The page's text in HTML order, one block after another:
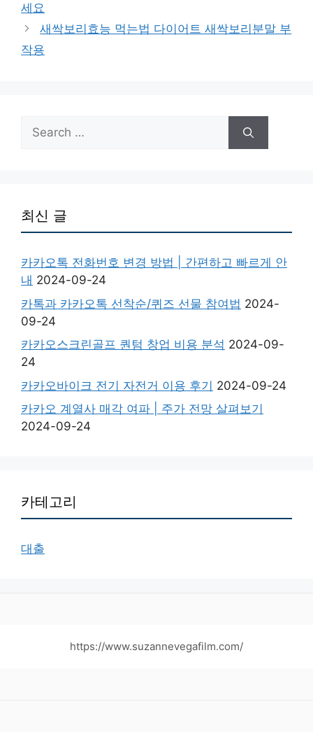
세요
새싹보리효능 먹는법 다이어트 새싹보리분말 부
작용
Search
for:
최신 글
카카오톡 전화번호 변경 방법 | 간편하고 빠르게 안
내 2024-09-24
카톡과 카카오톡 선착순/퀴즈 선물 참여법 2024-
09-24
카카오스크린골프 퀀텀 창업 비용 분석 2024-09-
24
카카오바이크 전기 자전거 이용 후기 2024-09-24
카카오 계열사 매각 여파 | 주가 전망 살펴보기
2024-09-24
카테고리
대출
https://www.suzannevegafilm.com/